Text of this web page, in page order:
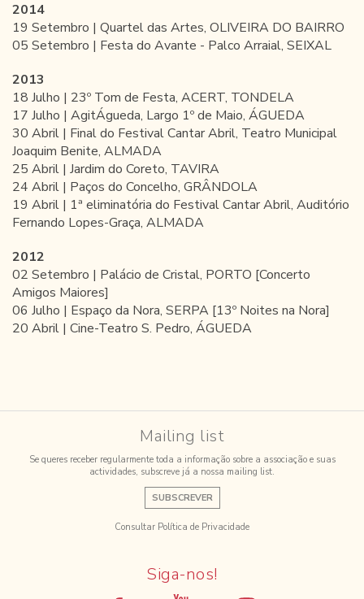
2014
19 Setembro | Quartel das Artes, OLIVEIRA DO BAIRRO
05 Setembro | Festa do Avante - Palco Arraial, SEIXAL
2013
18 Julho | 23º Tom de Festa, ACERT, TONDELA
17 Julho | AgitÁgueda, Largo 1º de Maio, ÁGUEDA
30 Abril | Final do Festival Cantar Abril, Teatro Municipal
Joaquim Benite, ALMADA
25 Abril | Jardim do Coreto, TAVIRA
24 Abril | Paços do Concelho, GRÂNDOLA
19 Abril | 1ª eliminatória do Festival Cantar Abril, Auditório
Fernando Lopes-Graça, ALMADA
2012
02 Setembro | Palácio de Cristal, PORTO [Concerto
Amigos Maiores]
06 Julho | Espaço da Nora, SERPA [13º Noites na Nora]
20 Abril | Cine-Teatro S. Pedro, ÁGUEDA
Mailing list
Se queres receber regularmente toda a informação sobre a associação e suas
actividades, subscreve já a nossa mailing list.
SUBSCREVER
Consultar Política de Privacidade
Siga-nos!